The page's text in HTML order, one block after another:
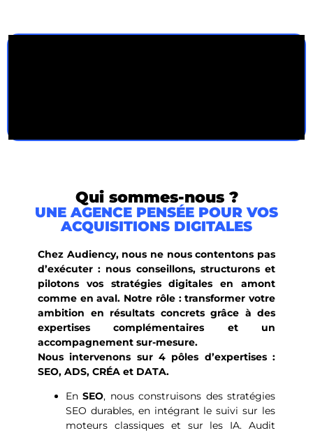
Qui sommes-nous ?
UNE AGENCE PENSÉE POUR VOS
ACQUISITIONS DIGITALES
Chez Audiency, nous ne nous contentons pas
d’exécuter : nous conseillons, structurons et
pilotons vos stratégies digitales en amont
comme en aval. Notre rôle : transformer votre
ambition en résultats concrets grâce à des
expertises complémentaires et un
accompagnement sur-mesure.
Nous intervenons sur 4 pôles d’expertises :
SEO, ADS, CRÉA et DATA.
EnSEO, nous construisons des stratégies
SEO durables, en intégrant le suivi sur les
moteurs classiques et sur les IA. Audit